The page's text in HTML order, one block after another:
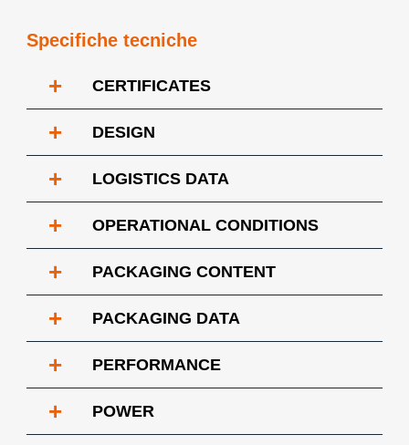
Specifiche tecniche
+ CERTIFICATES
+ DESIGN
+ LOGISTICS DATA
+ OPERATIONAL CONDITIONS
+ PACKAGING CONTENT
+ PACKAGING DATA
+ PERFORMANCE
+ POWER